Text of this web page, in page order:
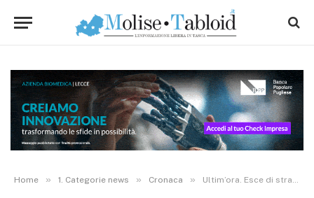
Home » 1. Categorie news » Cronaca » Ultim’ora. Esce di strada con la Golf, muore 30enne Costantino Fratantuono